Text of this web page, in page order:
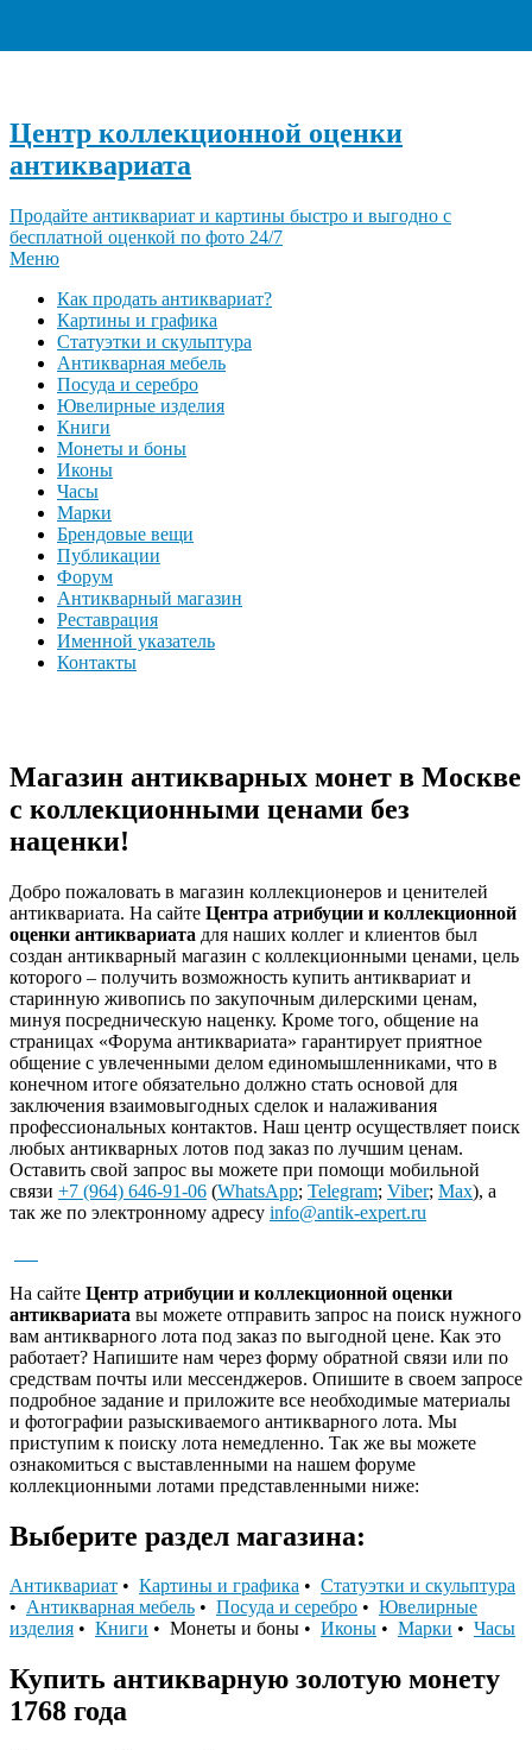
Центр коллекционной оценки
антиквариата
Продайте антиквариат и картины быстро и выгодно с
бесплатной оценкой по фото 24/7
Меню
Как продать антиквариат?
Картины и графика
Статуэтки и скульптура
Антикварная мебель
Посуда и серебро
Ювелирные изделия
Книги
Монеты и боны
Иконы
Часы
Марки
Брендовые вещи
Публикации
Форум
Антикварный магазин
Реставрация
Именной указатель
Контакты
Магазин антикварных монет в Москве
с коллекционными ценами без
наценки!
Добро пожаловать в магазин коллекционеров и ценителей
антиквариата. На сайте Центра атрибуции и коллекционной
оценки антиквариата для наших коллег и клиентов был
создан антикварный магазин с коллекционными ценами, цель
которого – получить возможность купить антиквариат и
старинную живопись по закупочным дилерскими ценам,
минуя посредническую наценку. Кроме того, общение на
страницах «Форума антиквариата» гарантирует приятное
общение с увлеченными делом единомышленниками, что в
конечном итоге обязательно должно стать основой для
заключения взаимовыгодных сделок и налаживания
профессиональных контактов. Наш центр осуществляет поиск
любых антикварных лотов под заказ по лучшим ценам.
Оставить свой запрос вы можете при помощи мобильной
связи +7 (964) 646-91-06 (WhatsApp; Telegram; Viber; Max), а
так же по электронному адресу info@antik-expert.ru
На сайте Центр атрибуции и коллекционной оценки
антиквариата вы можете отправить запрос на поиск нужного
вам антикварного лота под заказ по выгодной цене. Как это
работает? Напишите нам через форму обратной связи или по
средствам почты или мессенджеров. Опишите в своем запросе
подробное задание и приложите все необходимые материалы
и фотографии разыскиваемого антикварного лота. Мы
приступим к поиску лота немедленно. Так же вы можете
ознакомиться с выставленными на нашем форуме
коллекционными лотами представленными ниже:
Выберите раздел магазина:
Антиквариат • Картины и графика • Статуэтки и скульптура
• Антикварная мебель • Посуда и серебро • Ювелирные
изделия • Книги • Монеты и боны • Иконы • Марки • Часы
Купить антикварную золотую монету
1768 года